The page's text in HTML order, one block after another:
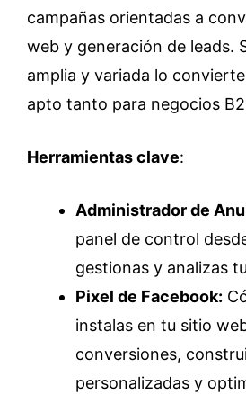
campañas orientadas a
web y generación de leads.
amplia y variada lo
apto tanto para negocios
Herramientas clave:
Administrador de
panel de control
gestionas y analizas
Pixel de Facebook:
instalas en tu sitio
conversiones,
personalizadas y